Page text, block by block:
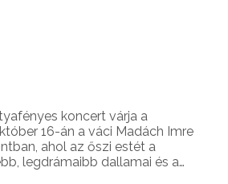
koncert várja a
16-án a váci Madách Imre
ahol az őszi estét a
legdrámaibb dallamai és a